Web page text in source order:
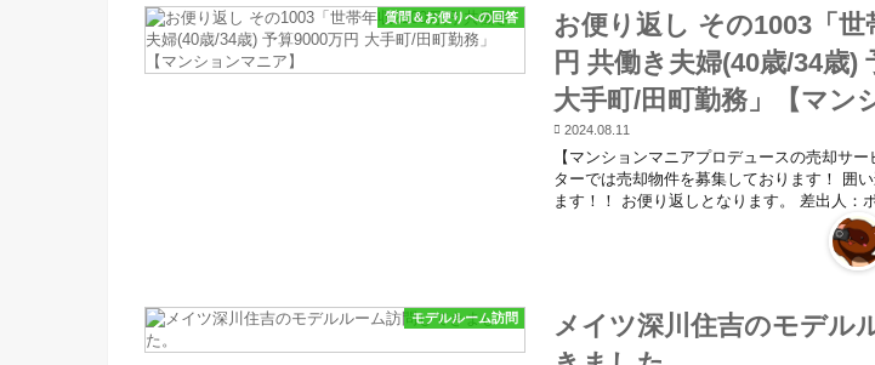
質問＆お便りへの回答
お便り返し その1003「世
円 共働き夫婦(40歳/34歳)
大手町/田町勤務」【マン
2024.08.11
【マンションマニアプロデュースの売却サ
ターでは売却物件を募集しております！ 囲
ます！！ お便り返しとなります。 差出人：
モデルルーム訪問
メイツ深川住吉のモデル